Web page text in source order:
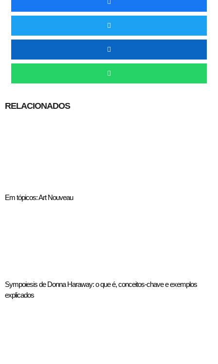
RELACIONADOS
Em tópicos: Art Nouveau
Sympoiesis de Donna Haraway: o que é, conceitos-chave e exemplos
explicados